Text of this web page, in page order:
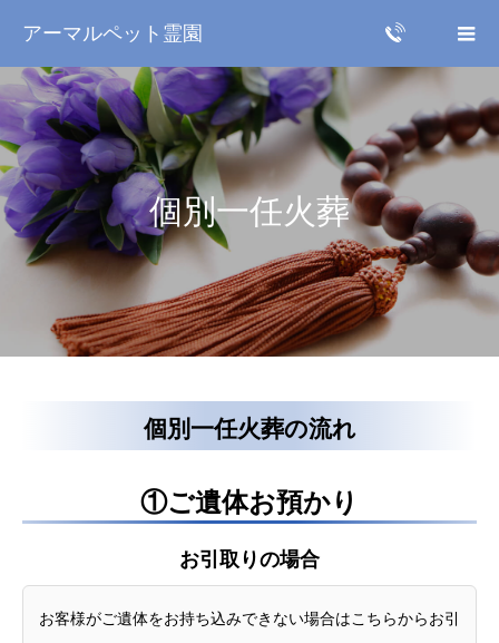
アーマルペット霊園
個別一任火葬
個別一任火葬の流れ
①ご遺体お預かり
お引取りの場合
お客様がご遺体をお持ち込みできない場合はこちらからお引